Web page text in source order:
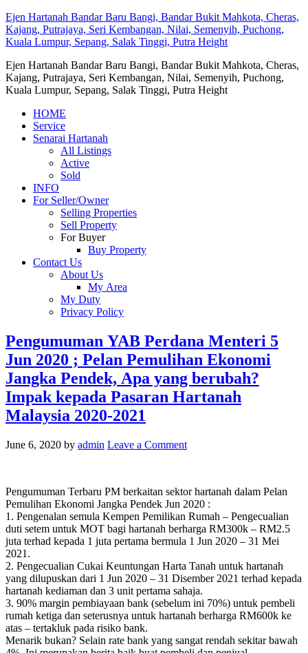
Ejen Hartanah Bandar Baru Bangi, Bandar Bukit Mahkota, Cheras,
Kajang, Putrajaya, Seri Kembangan, Nilai, Semenyih, Puchong,
Kuala Lumpur, Sepang, Salak Tinggi, Putra Height
Ejen Hartanah Bandar Baru Bangi, Bandar Bukit Mahkota, Cheras,
Kajang, Putrajaya, Seri Kembangan, Nilai, Semenyih, Puchong,
Kuala Lumpur, Sepang, Salak Tinggi, Putra Height
HOME
Service
Senarai Hartanah
All Listings
Active
Sold
INFO
For Seller/Owner
Selling Properties
Sell Property
For Buyer
Buy Property
Contact Us
About Us
My Area
My Duty
Privacy Policy
Pengumuman YAB Perdana Menteri 5
Jun 2020 ; Pelan Pemulihan Ekonomi
Jangka Pendek, Apa yang berubah?
Impak kepada Pasaran Hartanah
Malaysia 2020-2021
June 6, 2020 by admin Leave a Comment
Pengumuman Terbaru PM berkaitan sektor hartanah dalam Pelan
Pemulihan Ekonomi Jangka Pendek Jun 2020 :
1. Pengenalan semula Kempen Pemilikan Rumah – Pengecualian
duti setem untuk MOT bagi hartanah berharga RM300k – RM2.5
juta terhad kepada 1 juta pertama bermula 1 Jun 2020 – 31 Mei
2021.
2. Pengecualian Cukai Keuntungan Harta Tanah untuk hartanah
yang dilupuskan dari 1 Jun 2020 – 31 Disember 2021 terhad kepada
hartanah kediaman dan 3 unit pertama sahaja.
3. 90% margin pembiayaan bank (sebelum ini 70%) untuk pembeli
rumah ketiga dan seterusnya untuk hartanah berharga RM600k ke
atas – tertakluk pada risiko bank.
Menarik bukan? Selain rate bank yang sangat rendah sekitar bawah